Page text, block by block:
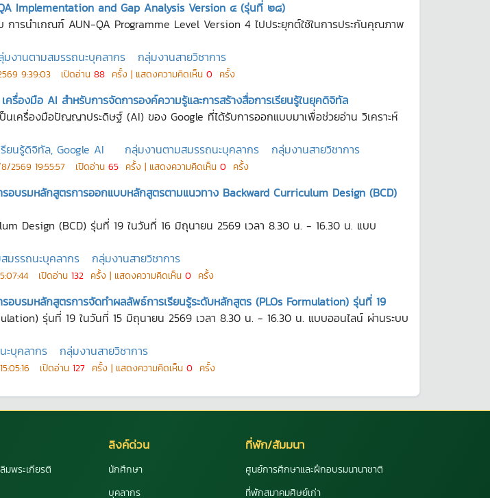
Implementation and Gap Analysis Version ๔ (รุ่นที่ ๒๘)
การนำเกณฑ์ AUN-QA Programme Level Version 4 ไปประยุกต์ใช้ในการประกันคุณภาพ
มงานตามสมรรถนะบุคลากร กลุ่มงานสายวิชาการ
9:39:03 เปิดอ่าน 88 ครั้ง | แสดงความคิดเห็น 0 ครั้ง
ครื่องมือ AI สำหรับการจัดการองค์ความรู้และการสร้างสื่อการเรียนรู้ในยุคดิจิทัล
เครื่องมือปัญญาประดิษฐ์ (AI) ของ Google ที่ได้รับการออกแบบมาเพื่อช่วยอ่าน วิเคราะห์
ยนรู้ดิจิทัล, Google AI
กลุ่มงานตามสมรรถนะบุคลากร กลุ่มงานสายวิชาการ
2569 19:55:57 เปิดอ่าน 65 ครั้ง | แสดงความคิดเห็น 0 ครั้ง
รอบรมหลักสูตรการออกแบบหลักสูตรตามแนวทาง Backward Curriculum Design (BCD)
Design (BCD) รุ่นที่ 19 ในวันที่ 16 มิถุนายน 2569 เวลา 8.30 น. - 16.30 น. แบบ
มรรถนะบุคลากร กลุ่มงานสายวิชาการ
เปิดอ่าน 132 ครั้ง | แสดงความคิดเห็น 0 ครั้ง
รอบรมหลักสูตรการจัดทำผลลัพธ์การเรียนรู้ระดับหลักสูตร (PLOs Formulation) รุ่นที่ 19
รุ่นที่ 19 ในวันที่ 15 มิถุนายน 2569 เวลา 8.30 น. - 16.30 น. แบบออนไลน์ ผ่านระบบ
ะบุคลากร กลุ่มงานสายวิชาการ
เปิดอ่าน 127 ครั้ง | แสดงความคิดเห็น 0 ครั้ง
มพระเกียรติ
ลิงค์ด่วน
นักศึกษา
บุคลากร
ที่พัก/สัมมนา
ศูนย์การศึกษาและฝึกอบรมนานาชาติ
ที่พักสมาคมศิษย์เก่า